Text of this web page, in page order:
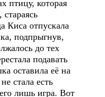
птицу, которая
Киса отпускала
подпрыгнув,
до тех
подавать
оставила её на
стала есть
лишь игра. Вот